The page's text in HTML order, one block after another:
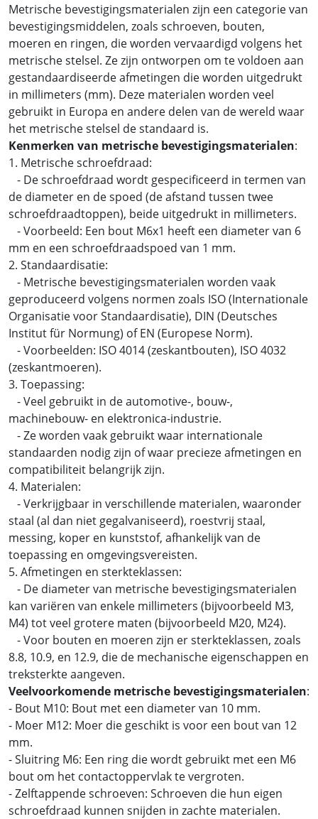
Metrische bevestigingsmaterialen zijn een categorie van
bevestigingsmiddelen, zoals schroeven, bouten,
moeren en ringen, die worden vervaardigd volgens het
metrische stelsel. Ze zijn ontworpen om te voldoen aan
gestandaardiseerde afmetingen die worden uitgedrukt
in millimeters (mm). Deze materialen worden veel
gebruikt in Europa en andere delen van de wereld waar
het metrische stelsel de standaard is.
Kenmerken van metrische bevestigingsmaterialen:
1. Metrische schroefdraad:
- De schroefdraad wordt gespecificeerd in termen van
de diameter en de spoed (de afstand tussen twee
schroefdraadtoppen), beide uitgedrukt in millimeters.
- Voorbeeld: Een bout M6x1 heeft een diameter van 6
mm en een schroefdraadspoed van 1 mm.
2. Standaardisatie:
- Metrische bevestigingsmaterialen worden vaak
geproduceerd volgens normen zoals ISO (Internationale
Organisatie voor Standaardisatie), DIN (Deutsches
Institut für Normung) of EN (Europese Norm).
- Voorbeelden: ISO 4014 (zeskantbouten), ISO 4032
(zeskantmoeren).
3. Toepassing:
- Veel gebruikt in de automotive-, bouw-,
machinebouw- en elektronica-industrie.
- Ze worden vaak gebruikt waar internationale
standaarden nodig zijn of waar precieze afmetingen en
compatibiliteit belangrijk zijn.
4. Materialen:
- Verkrijgbaar in verschillende materialen, waaronder
staal (al dan niet gegalvaniseerd), roestvrij staal,
messing, koper en kunststof, afhankelijk van de
toepassing en omgevingsvereisten.
5. Afmetingen en sterkteklassen:
- De diameter van metrische bevestigingsmaterialen
kan variëren van enkele millimeters (bijvoorbeeld M3,
M4) tot veel grotere maten (bijvoorbeeld M20, M24).
- Voor bouten en moeren zijn er sterkteklassen, zoals
8.8, 10.9, en 12.9, die de mechanische eigenschappen en
treksterkte aangeven.
Veelvoorkomende metrische bevestigingsmaterialen:
- Bout M10: Bout met een diameter van 10 mm.
- Moer M12: Moer die geschikt is voor een bout van 12
mm.
- Sluitring M6: Een ring die wordt gebruikt met een M6
bout om het contactoppervlak te vergroten.
- Zelftappende schroeven: Schroeven die hun eigen
schroefdraad kunnen snijden in zachte materialen.